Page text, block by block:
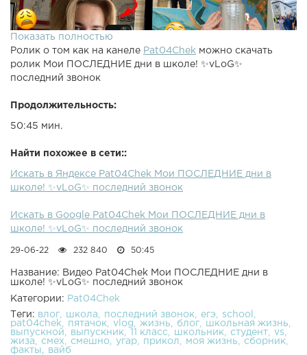
Показать полностью
Ролик о том как на канеле Pat04Chek можно скачать
ролик Мои ПОСЛЕДНИЕ дни в школе! ✨vLoG✨
последний звонок
Продолжительность:
50:45 мин.
Найти похожее в сети::
Искать в Яндексе Pat04Chek Мои ПОСЛЕДНИЕ дни в
школе! ✨vLoG✨ последний звонок
Искать в Google Pat04Chek Мои ПОСЛЕДНИЕ дни в
школе! ✨vLoG✨ последний звонок
29-06-22 232 840 50:45
Название: Видео Pat04Chek Мои ПОСЛЕДНИЕ дни в
школе! ✨vLoG✨ последний звонок
Категории: Pat04Chek
Теги: влог школа последний звонок егэ
school
pat04chek
пятачок vlog жизнь блог
школьная жизнь
выпускной
выпускник 11 класс школьник студент
vs
жиза
смех смешно угар прикол моя жизнь
сборник
факты
вайб